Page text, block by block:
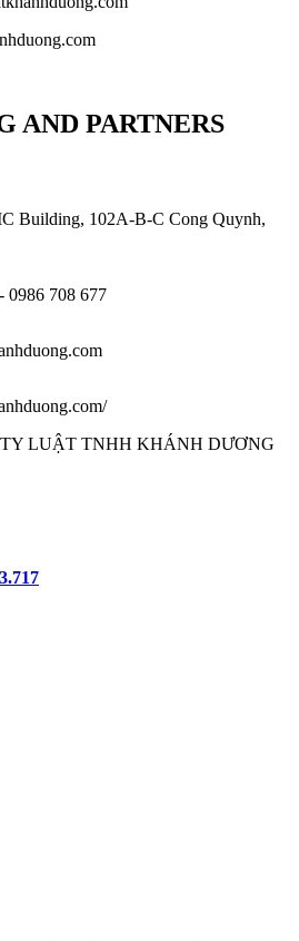
AND PARTNERS
Building, 102A-B-C Cong Quynh,
0986 708 677
TY LUẬT TNHH KHÁNH DƯƠNG